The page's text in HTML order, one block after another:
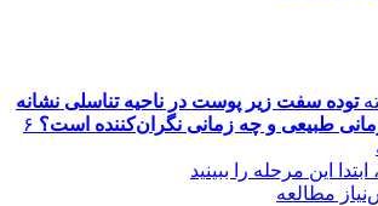
توده سفت زیر پوست در ناحیه تناسلی نشانه
طبیعی و چه زمانی نگران‌کننده است؟ ۶
ابتدا این مرحله را ببینید
مطالعه